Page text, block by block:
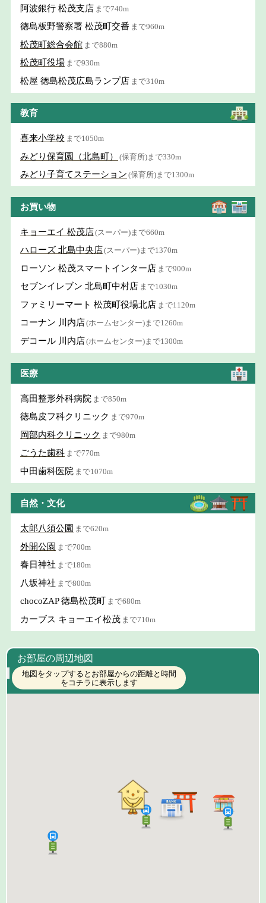
阿波銀行 松茂支店 まで740m
徳島板野警察署 松茂町交番 まで960m
松茂町総合会館 まで880m
松茂町役場 まで930m
松屋 徳島松茂広島ランプ店 まで310m
教育
喜来小学校 まで1050m
みどり保育園（北島町） (保育所)まで330m
みどり子育てステーション (保育所)まで1300m
お買い物
キョーエイ 松茂店(スーパー)まで660m
ハローズ 北島中央店(スーパー)まで1370m
ローソン 松茂スマートインター店 まで900m
セブンイレブン 北島町中村店 まで1030m
ファミリーマート 松茂町役場北店 まで1120m
コーナン 川内店(ホームセンター)まで1260m
デコール 川内店(ホームセンター)まで1300m
医療
高田整形外科病院 まで850m
徳島皮フ科クリニック まで970m
岡部内科クリニック まで980m
ごうた歯科 まで770m
中田歯科医院 まで1070m
自然・文化
太郎八須公園 まで620m
外開公園 まで700m
春日神社 まで180m
八坂神社 まで800m
chocoZAP 徳島松茂町 まで680m
カーブス キョーエイ松茂 まで710m
お部屋の周辺地図
地図をタップするとお部屋からの距離と時間
をコチラに表示します